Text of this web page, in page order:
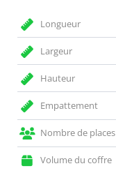
Longueur
Largeur
Hauteur
Empattement
Nombre de places
Volume du coffre